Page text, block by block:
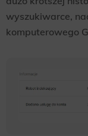
wyszukiwarce,
komputerowego